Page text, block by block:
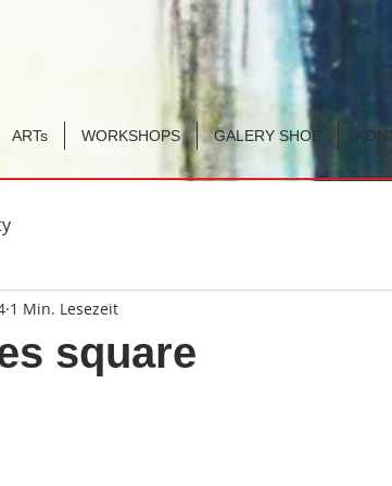
ARTs WORKSHOPS GALERY SHOP
square
1 Min. Lesezeit